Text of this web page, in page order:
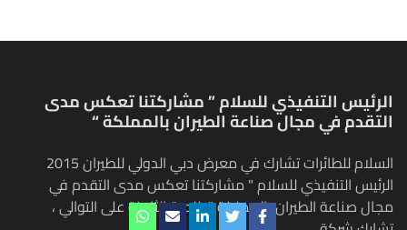
الرئيس التنفيذي للسلام ” مشاركتنا تعكس مدى
التقدم في مجال صناعة الطيران بالمملكة “
السلام للطائرات تشارك في معرض دبي الدولي للطيران 2015
الرئيس التنفيذي للسلام " مشاركتنا تعكس مدى التقدم في
مجال صناعة الطيران بالمملكة " للمرة الثامنة على التوالي ،